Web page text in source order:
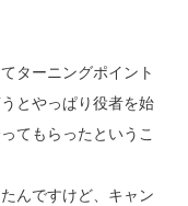
ターニングポイント
とやっぱり役者を始
てもらったというこ
んですけど、キャン